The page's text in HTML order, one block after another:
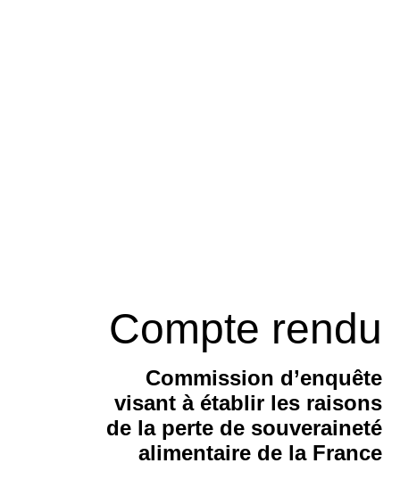
Compte rendu
Commission d’enquête
visant à établir les raisons
de la perte de souveraineté
alimentaire de la France